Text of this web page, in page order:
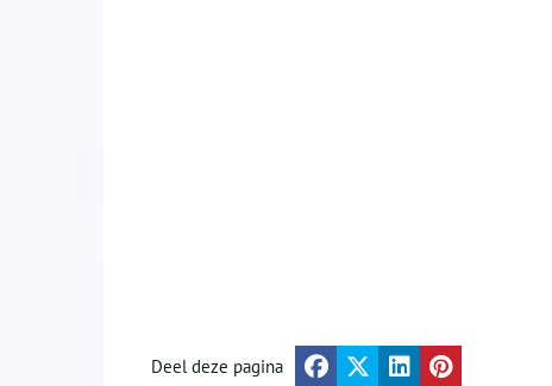
Deel deze pagina